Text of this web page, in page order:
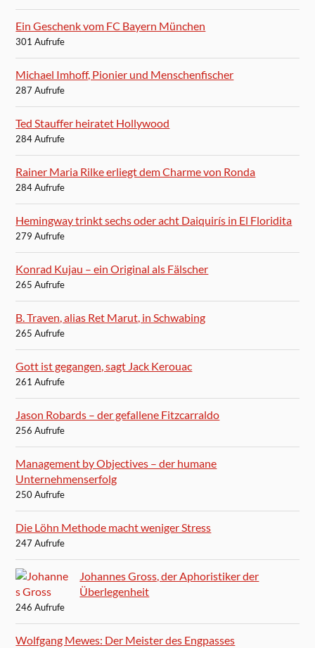
Ein Geschenk vom FC Bayern München
301 Aufrufe
Michael Imhoff, Pionier und Menschenfischer
287 Aufrufe
Ted Stauffer heiratet Hollywood
284 Aufrufe
Rainer Maria Rilke erliegt dem Charme von Ronda
284 Aufrufe
Hemingway trinkt sechs oder acht Daiquirís in El Floridita
279 Aufrufe
Konrad Kujau – ein Original als Fälscher
265 Aufrufe
B. Traven, alias Ret Marut, in Schwabing
265 Aufrufe
Gott ist gegangen, sagt Jack Kerouac
261 Aufrufe
Jason Robards – der gefallene Fitzcarraldo
256 Aufrufe
Management by Objectives – der humane
Unternehmenserfolg
250 Aufrufe
Die Löhn Methode macht weniger Stress
247 Aufrufe
Johannes Gross, der Aphoristiker der
Überlegenheit
246 Aufrufe
Wolfgang Mewes: Der Meister des Engpasses